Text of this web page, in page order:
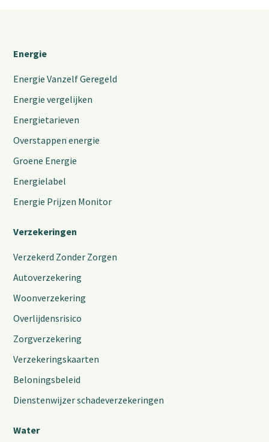
Energie
Energie Vanzelf Geregeld
Energie vergelijken
Energietarieven
Overstappen energie
Groene Energie
Energielabel
Energie Prijzen Monitor
Verzekeringen
Verzekerd Zonder Zorgen
Autoverzekering
Woonverzekering
Overlijdensrisico
Zorgverzekering
Verzekeringskaarten
Beloningsbeleid
Dienstenwijzer schadeverzekeringen
Water